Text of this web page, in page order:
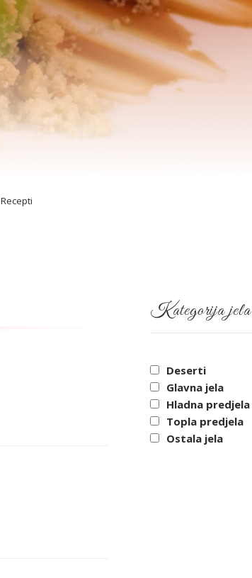
Recepti
Kategorija jela
Deserti
Glavna jela
Hladna predjela
Topla predjela
Ostala jela